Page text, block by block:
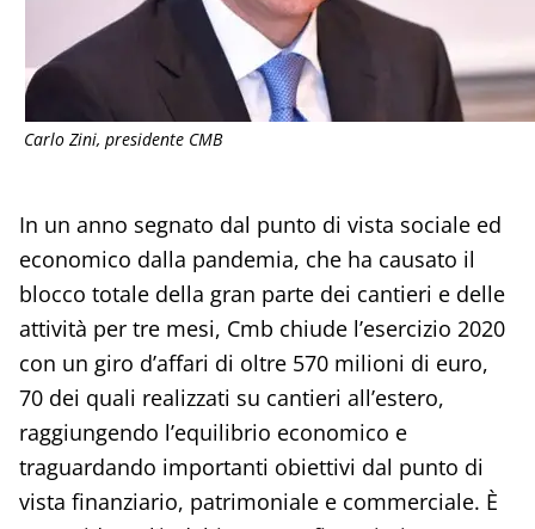
Carlo Zini, presidente CMB
In un anno segnato dal punto di vista sociale ed
economico dalla pandemia, che ha causato il
blocco totale della gran parte dei cantieri e delle
attività per tre mesi, Cmb chiude l’esercizio 2020
con un giro d’affari di oltre 570 milioni di euro,
70 dei quali realizzati su cantieri all’estero,
raggiungendo l’equilibrio economico e
traguardando importanti obiettivi dal punto di
vista finanziario, patrimoniale e commerciale. È